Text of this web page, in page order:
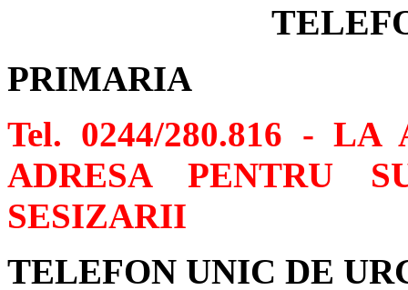
PRIMARIA
Tel. 0244/280.816 -
ADRESA PENTRU
SESIZARII
TELEFON UNIC DE